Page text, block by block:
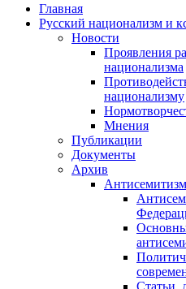
Главная
Русский национализм и
Новости
Проявления
национализма
национализму
Мнения
Публикации
Документы
Архив
Статьи,